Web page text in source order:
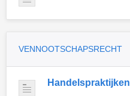
VENNOOTSCHAPSRECHT
Handelspraktijken